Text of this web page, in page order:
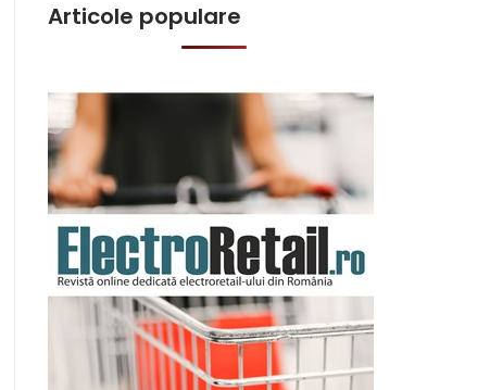
Articole populare